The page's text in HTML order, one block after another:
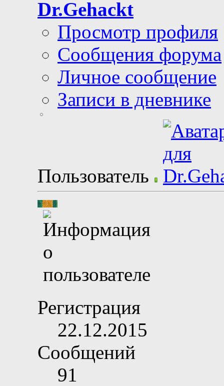
Dr.Gehackt
Просмотр профиля
Сообщения форума
Личное сообщение
Записи в дневнике
Пользователь
Регистрация
22.12.2015
Сообщений
91